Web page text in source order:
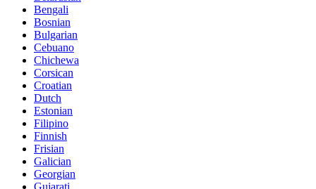
Bengali
Bosnian
Bulgarian
Cebuano
Chichewa
Corsican
Croatian
Dutch
Estonian
Filipino
Finnish
Frisian
Galician
Georgian
Gujarati